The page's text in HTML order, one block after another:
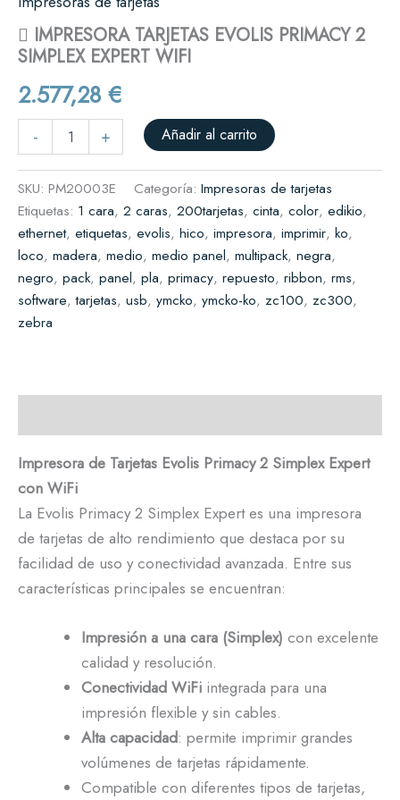
 IMPRESORA TARJETAS EVOLIS PRIMACY 2
SIMPLEX EXPERT WIFI
2.577,28 €
- + Añadir al carrito
SKU: PM20003E Categoría: Impresoras de tarjetas
Etiquetas: 1 cara, 2 caras, 200tarjetas, cinta, color, edikio,
ethernet, etiquetas, evolis, hico, impresora, imprimir, ko,
loco, madera, medio, medio panel, multipack, negra,
negro, pack, panel, pla, primacy, repuesto, ribbon, rms,
software,tarjetas, usb, ymcko, ymcko-ko, zc100, zc300,
zebra
Impresora de Tarjetas Evolis Primacy 2 Simplex Expert
con WiFi
La Evolis Primacy 2 Simplex Expert es una impresora
de tarjetas de alto rendimiento que destaca por su
facilidad de uso y conectividad avanzada. Entre sus
características principales se encuentran:
Impresión a una cara (Simplex) con excelente
calidad y resolución.
Conectividad WiFi integrada para una
impresión flexible y sin cables.
Alta capacidad: permite imprimir grandes
volúmenes de tarjetas rápidamente.
Compatible con diferentes tipos de tarjetas,